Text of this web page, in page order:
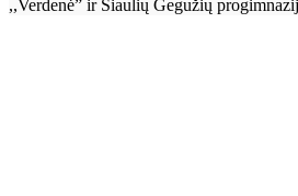
,,Verdenė” ir Šiaulių Gegužių